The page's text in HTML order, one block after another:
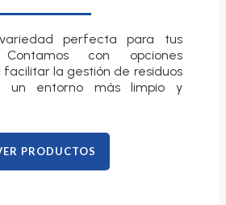
perfecta para tus
Contamos con opciones
facilitar la gestión de residuos
un entorno más limpio y
PRODUCTOS